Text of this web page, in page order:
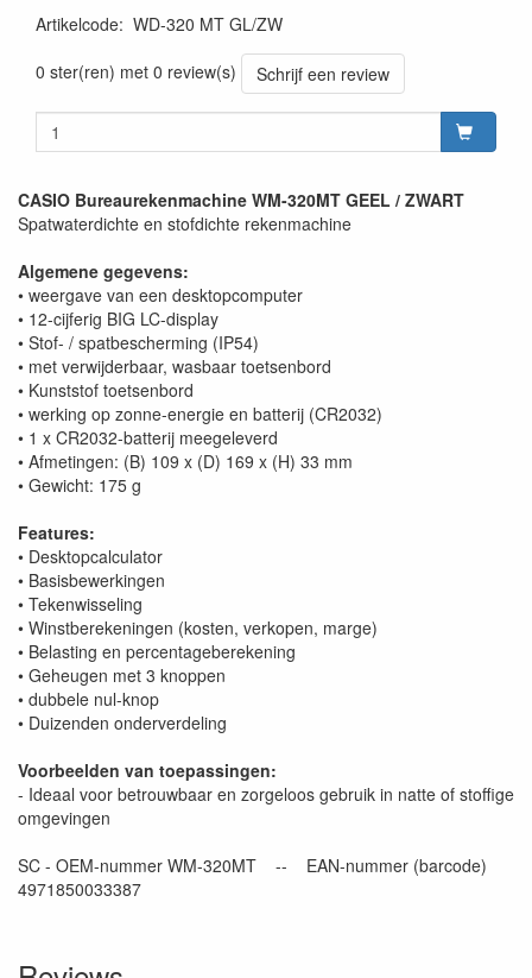
Artikelcode: WD-320 MT GL/ZW
0 ster(ren) met 0 review(s)
Schrijf een review
CASIO Bureaurekenmachine WM-320MT GEEL / ZWART
Spatwaterdichte en stofdichte rekenmachine
Algemene gegevens:
• weergave van een desktopcomputer
• 12-cijferig BIG LC-display
• Stof- / spatbescherming (IP54)
• met verwijderbaar, wasbaar toetsenbord
• Kunststof toetsenbord
• werking op zonne-energie en batterij (CR2032)
• 1 x CR2032-batterij meegeleverd
• Afmetingen: (B) 109 x (D) 169 x (H) 33 mm
• Gewicht: 175 g
Features:
• Desktopcalculator
• Basisbewerkingen
• Tekenwisseling
• Winstberekeningen (kosten, verkopen, marge)
• Belasting en percentageberekening
• Geheugen met 3 knoppen
• dubbele nul-knop
• Duizenden onderverdeling
Voorbeelden van toepassingen:
- Ideaal voor betrouwbaar en zorgeloos gebruik in natte of stoffige
omgevingen
SC - OEM-nummer WM-320MT -- EAN-nummer (barcode)
4971850033387